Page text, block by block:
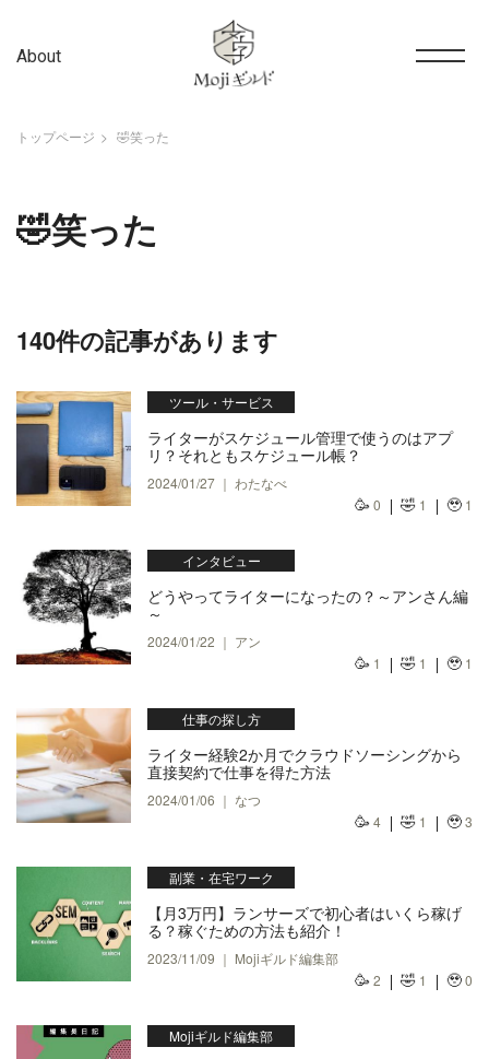
About
トップページ 🤣笑った
🤣笑った
140件の記事があります
ツール・サービス
ライターがスケジュール管理で使うのはアプ
リ？それともスケジュール帳？
2024/01/27 ｜ わたなべ
🥳 0 🤣 1 🥹 1
インタビュー
どうやってライターになったの？～アンさん編
～
2024/01/22 ｜ アン
🥳 1 🤣 1 🥹 1
仕事の探し方
ライター経験2か月でクラウドソーシングから
直接契約で仕事を得た方法
2024/01/06 ｜ なつ
🥳 4 🤣 1 🥹3
副業・在宅ワーク
【月3万円】ランサーズで初心者はいくら稼げ
る？稼ぐための方法も紹介！
2023/11/09 ｜ Mojiギルド編集部
🥳 2 🤣 1 🥹0
Mojiギルド編集部